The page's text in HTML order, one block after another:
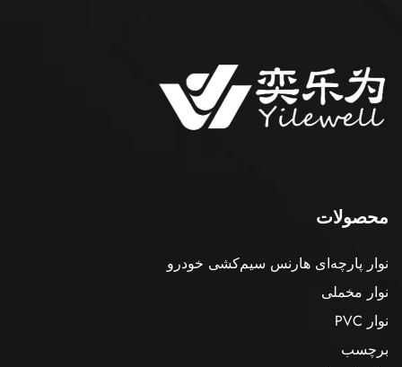
محصولات
نوار پارچه‌ای هارنس سیم‌کشی خودرو
نوار مخملی
نوار PVC
برچسب